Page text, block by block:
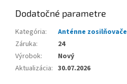
Dodatočné parametre
Kategória:
Anténne zosilňovače
Záruka:
24
Výrobok:
Nový
Aktualizácia: 30.07.2026